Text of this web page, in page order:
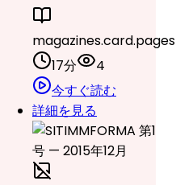
magazines.card.pages
17分
4
今すぐ読む
詳細を見る